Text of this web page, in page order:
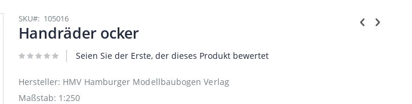
SKU 105016
Handräder ocker
Seien Sie der Erste, der dieses Produkt bewertet
Hersteller: HMV Hamburger Modellbaubogen Verlag
Maßstab: 1:250